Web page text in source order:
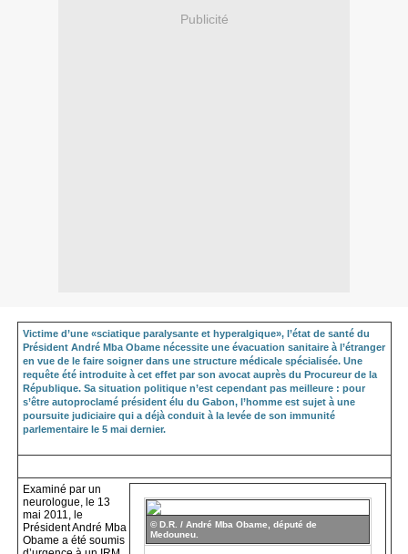
Publicité
Victime d’une «sciatique paralysante et hyperalgique», l’état de santé du
Président André Mba Obame nécessite une évacuation sanitaire à l’étranger
en vue de le faire soigner dans une structure médicale spécialisée. Une
requête été introduite à cet effet par son avocat auprès du Procureur de la
République. Sa situation politique n’est cependant pas meilleure : pour
s’être autoproclamé président élu du Gabon, l’homme est sujet à une
poursuite judiciaire qui a déjà conduit à la levée de son immunité
parlementaire le 5 mai dernier.
© D.R. / André Mba Obame, député de
Medouneu.
Examiné par un
neurologue, le 13
mai 2011, le
Président André Mba
Obame a été soumis